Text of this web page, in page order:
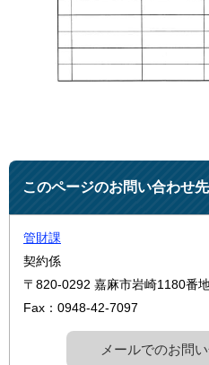
このページのお問い合わせ先
管財課
契約係
〒820-0292 嘉麻市岩崎1180番
Fax：0948-42-7097
メールでのお問